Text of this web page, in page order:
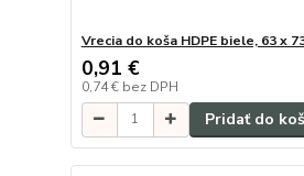
Vrecia do koša HDPE biele, 63 x
0,91 €
0,74 € bez DPH
Pridať do